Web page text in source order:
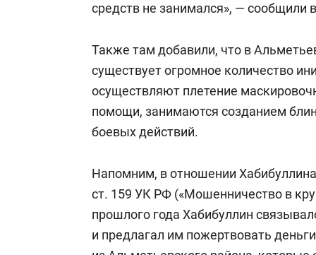
средств не занимался», — сообщили
Также там добавили, что в
существует огромное количество
осуществляют плетение
помощи, занимаются созданием
боевых действий.
Напомним, в отношении
ст. 159 УК РФ («Мошенничество в
прошлого года Хабибуллин
и предлагал им пожертвовать